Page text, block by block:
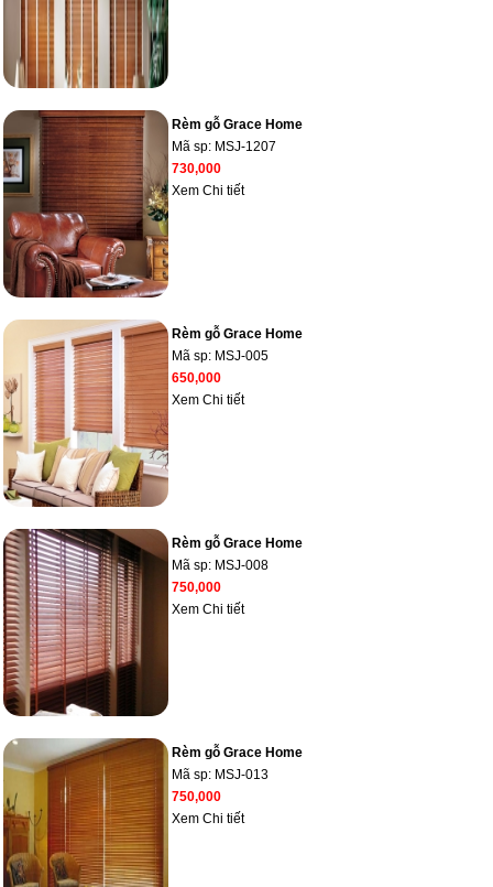
Rèm gỗ Grace Home
Mã sp: MSJ-1207
730,000
Xem Chi tiết
Rèm gỗ Grace Home
Mã sp: MSJ-005
650,000
Xem Chi tiết
Rèm gỗ Grace Home
Mã sp: MSJ-008
750,000
Xem Chi tiết
Rèm gỗ Grace Home
Mã sp: MSJ-013
750,000
Xem Chi tiết